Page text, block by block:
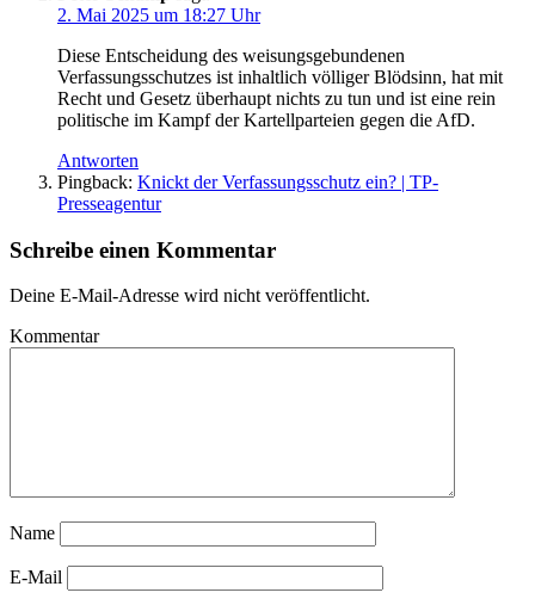
2. Mai 2025 um 18:27 Uhr
Diese Entscheidung des weisungsgebundenen
Verfassungsschutzes ist inhaltlich völliger Blödsinn, hat mit
Recht und Gesetz überhaupt nichts zu tun und ist eine rein
politische im Kampf der Kartellparteien gegen die AfD.
Antworten
Pingback: Knickt der Verfassungsschutz ein? | TP-
Presseagentur
Schreibe einen Kommentar
Deine E-Mail-Adresse wird nicht veröffentlicht.
Kommentar
Name
E-Mail